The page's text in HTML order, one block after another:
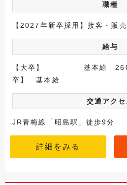
職種
【2027年新卒採用】接客・販
給与
【大卒】 基本給
卒】 基本給...
交通アクセ
JR青梅線「昭島駅」徒歩9分
詳細をみる